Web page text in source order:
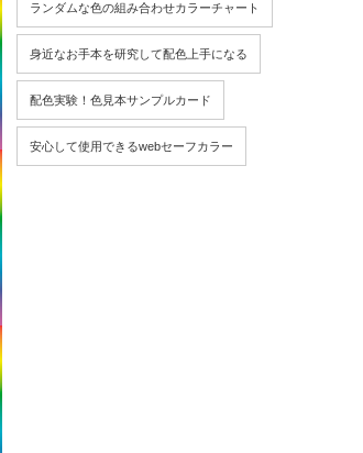
ランダムな色の組み合わせカラーチャート
身近なお手本を研究して配色上手になる
配色実験！色見本サンプルカード
安心して使用できるwebセーフカラー